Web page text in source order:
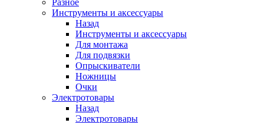
Разное
Инструменты и аксессуары
Назад
Инструменты и аксессуары
Для монтажа
Для подвязки
Опрыскиватели
Ножницы
Очки
Электротовары
Назад
Электротовары